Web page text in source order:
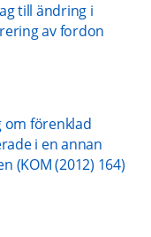
till ändring i
av fordon
förenklad
i en annan
(KOM (2012) 164)